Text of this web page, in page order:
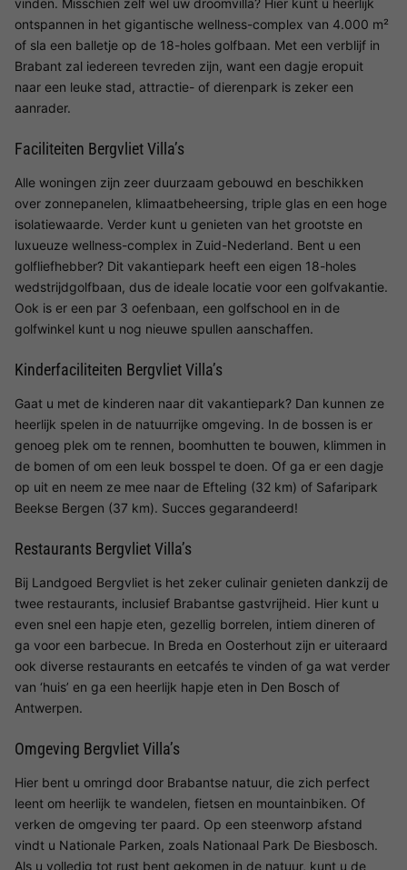
vinden. Misschien zelf wel uw droomvilla? Hier kunt u heerlijk
ontspannen in het gigantische wellness-complex van 4.000 m²
of sla een balletje op de 18-holes golfbaan. Met een verblijf in
Brabant zal iedereen tevreden zijn, want een dagje eropuit
naar een leuke stad, attractie- of dierenpark is zeker een
aanrader.
Faciliteiten Bergvliet Villa’s
Alle woningen zijn zeer duurzaam gebouwd en beschikken
over zonnepanelen, klimaatbeheersing, triple glas en een hoge
isolatiewaarde. Verder kunt u genieten van het grootste en
luxueuze wellness-complex in Zuid-Nederland. Bent u een
golfliefhebber? Dit vakantiepark heeft een eigen 18-holes
wedstrijdgolfbaan, dus de ideale locatie voor een golfvakantie.
Ook is er een par 3 oefenbaan, een golfschool en in de
golfwinkel kunt u nog nieuwe spullen aanschaffen.
Kinderfaciliteiten Bergvliet Villa’s
Gaat u met de kinderen naar dit vakantiepark? Dan kunnen ze
heerlijk spelen in de natuurrijke omgeving. In de bossen is er
genoeg plek om te rennen, boomhutten te bouwen, klimmen in
de bomen of om een leuk bosspel te doen. Of ga er een dagje
op uit en neem ze mee naar de Efteling (32 km) of Safaripark
Beekse Bergen (37 km). Succes gegarandeerd!
Restaurants Bergvliet Villa’s
Bij Landgoed Bergvliet is het zeker culinair genieten dankzij de
twee restaurants, inclusief Brabantse gastvrijheid. Hier kunt u
even snel een hapje eten, gezellig borrelen, intiem dineren of
ga voor een barbecue. In Breda en Oosterhout zijn er uiteraard
ook diverse restaurants en eetcafés te vinden of ga wat verder
van ‘huis’ en ga een heerlijk hapje eten in Den Bosch of
Antwerpen.
Omgeving Bergvliet Villa’s
Hier bent u omringd door Brabantse natuur, die zich perfect
leent om heerlijk te wandelen, fietsen en mountainbiken. Of
verken de omgeving ter paard. Op een steenworp afstand
vindt u Nationale Parken, zoals Nationaal Park De Biesbosch.
Als u volledig tot rust bent gekomen in de natuur, kunt u de